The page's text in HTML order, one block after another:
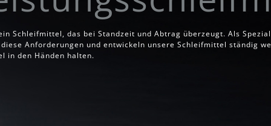
Schleifmittel, das bei Standzeit und Abtrag überzeugt. Als
Anforderungen und entwickeln unsere Schleifmittel ständig
in den Händen halten.